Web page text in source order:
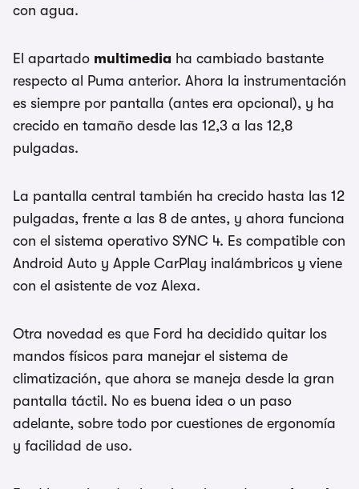
con agua.
El apartado multimedia ha cambiado bastante
respecto al Puma anterior. Ahora la instrumentación
es siempre por pantalla (antes era opcional), y ha
crecido en tamaño desde las 12,3 a las 12,8
pulgadas.
La pantalla central también ha crecido hasta las 12
pulgadas, frente a las 8 de antes, y ahora funciona
con el sistema operativo SYNC 4. Es compatible con
Android Auto y Apple CarPlay inalámbricos y viene
con el asistente de voz Alexa.
Otra novedad es que Ford ha decidido quitar los
mandos físicos para manejar el sistema de
climatización, que ahora se maneja desde la gran
pantalla táctil. No es buena idea o un paso
adelante, sobre todo por cuestiones de ergonomía
y facilidad de uso.